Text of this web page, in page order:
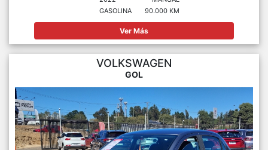
GASOLINA
90.000 KM
Ver Más
VOLKSWAGEN
GOL